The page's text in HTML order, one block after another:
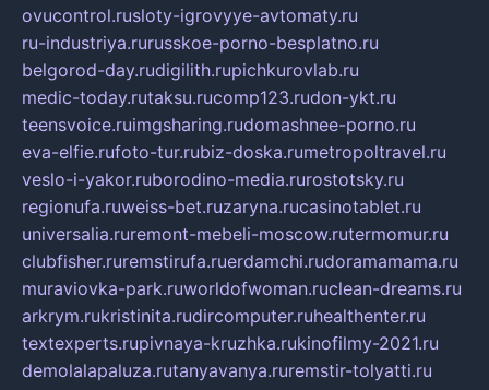
ovucontrol.rusloty-igrovyye-avtomaty.ru
ru-industriya.rurusskoe-porno-besplatno.ru
belgorod-day.rudigilith.rupichkurovlab.ru
medic-today.rutaksu.rucomp123.rudon-ykt.ru
teensvoice.ruimgsharing.rudomashnee-porno.ru
eva-elfie.rufoto-tur.rubiz-doska.rumetropoltravel.ru
veslo-i-yakor.ruborodino-media.rurostotsky.ru
regionufa.ruweiss-bet.ruzaryna.rucasinotablet.ru
universalia.ruremont-mebeli-moscow.rutermomur.ru
clubfisher.ruremstirufa.ruerdamchi.rudoramamama.ru
muraviovka-park.ruworldofwoman.ruclean-dreams.ru
arkrym.rukristinita.rudircomputer.ruhealthenter.ru
textexperts.rupivnaya-kruzhka.rukinofilmy-2021.ru
demolalapaluza.rutanyavanya.ruremstir-tolyatti.ru